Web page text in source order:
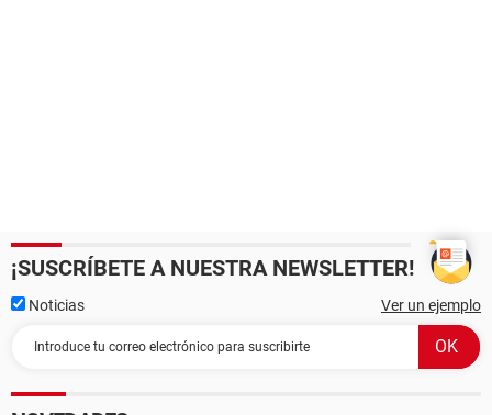
¡SUSCRÍBETE A NUESTRA NEWSLETTER!
Noticias Ver un ejemplo